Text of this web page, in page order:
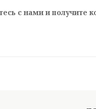
с нами и получите